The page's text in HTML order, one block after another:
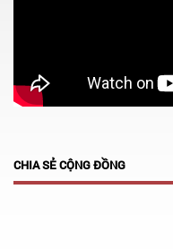
CHIA SẺ CỘNG ĐỒNG